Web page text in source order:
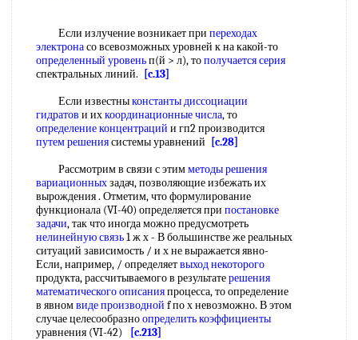
Если излучение возникает при переходах
электронасо всевозможных уровней к на какой-то
определенный уровеньп(й > л), тополучается серия
спектральных линий.
[c.13]
Если известныконстанты диссоциации
гидратов и ихкоординационные числа, то
определение концентраций и гп2 производится
путем решениясистемы уравнений
[c.28]
Рассмотрим в связи с этимметоды решения
вариационныхзадач, позволяющие избежать их
вырождения . Отметим, что формулирование
функционала (VI-40) определяется при постановке
задачи, так что иногда можно предусмотреть
нелинейную связь1 ж х - В большинстве же реальных
ситуаций зависимость / и х не выражается явно-
Если, например, / определяетвыход некоторого
продукта, рассчитываемого в результатерешения
математического описанияпроцесса, то определение
в явномвиде производной f по х невозможно. В этом
случае целесообразноопределить коэффициенты
уравнения (VI-42)
[c.213]